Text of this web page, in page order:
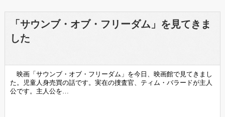
「サウンブ・オブ・フリーダム」を見てきま
した
映画「サウンブ・オブ・フリーダム」を今日、映画館で見てきまし
た。児童人身売買の話です。実在の捜査官、ティム・バラードが主人
公です。主人公を…